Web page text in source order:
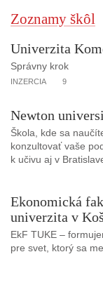
Zoznamy škôl
Univerzita
Správny krok
INZERCIA 9
Newton
Škola, kde sa
konzultovať vaše
k učivu aj v
Ekonomická
univerzita v
EkF TUKE –
pre svet, ktorý sa